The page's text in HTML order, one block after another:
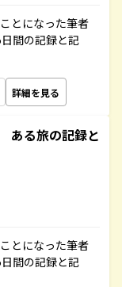
とになった筆者
間の記録と記
詳細を見る
ある旅の記録と
とになった筆者
間の記録と記